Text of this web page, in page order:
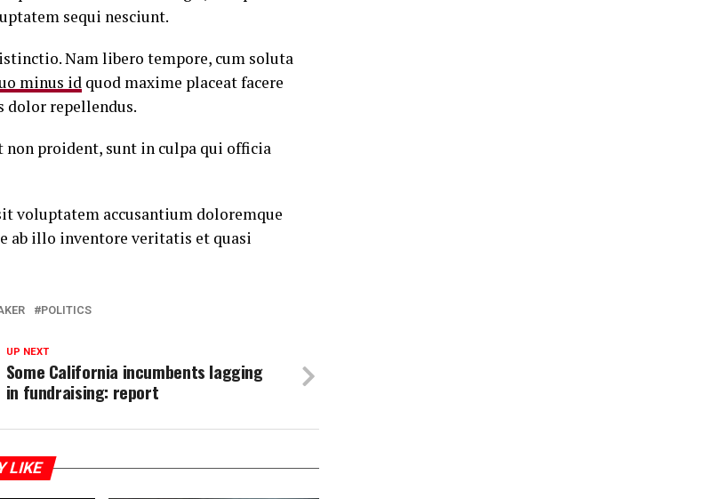
sequi nesciunt.
Nam libero tempore, cum soluta
minus id quod maxime placeat facere
dolor repellendus.
non proident, sunt in culpa qui officia
voluptatem accusantium doloremque
ab illo inventore veritatis et quasi
POLITICS
UP NEXT
Some California incumbents lagging
in fundraising: report
LIKE